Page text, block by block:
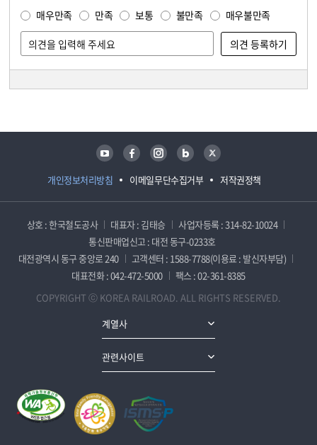
매우만족 만족 보통 불만족 매우불만족
개인정보처리방침 이메일무단수집거부 저작권정책
유튜브 페이스북 인스타그램 블로그 트위터
상호 : 한국철도공사 대표자 : 김태승
사업자등록 : 314-82-10024
통신판매업신고 : 대전 동구-0233호
대전광역시 동구 중앙로 240
고객센터 : 1588-7788(이용료 : 발신자부담)
대표전화 : 042-472-5000
팩스 : 02-361-8385
COPYRIGHT ⓒ KOREA RAILROAD. ALL RIGHTS RESERVED.
계열사
관련사이트